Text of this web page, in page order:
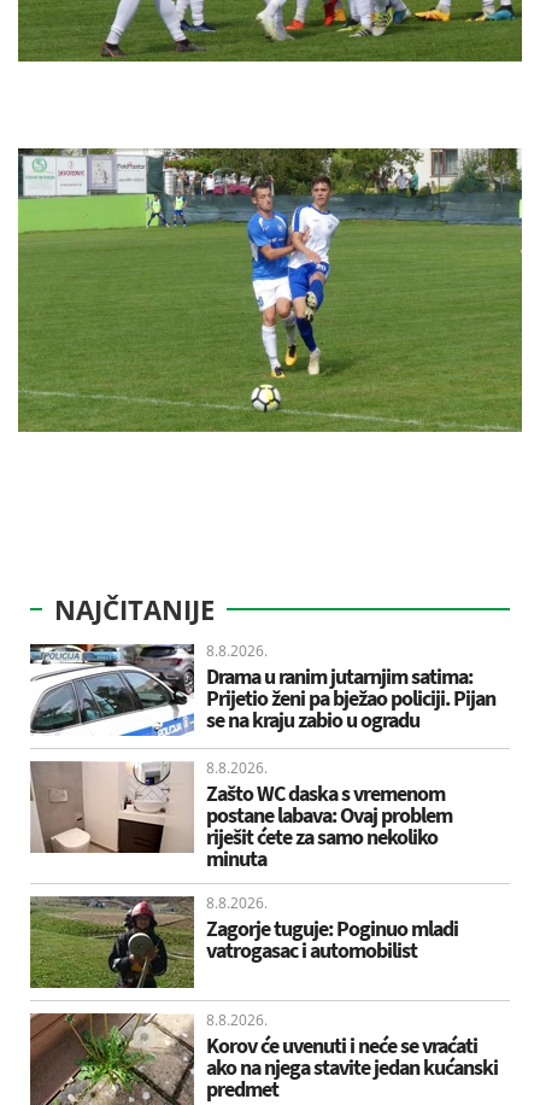
NAJČITANIJE
8.8.2026.
Drama u ranim jutarnjim satima:
Prijetio ženi pa bježao policiji. Pijan
se na kraju zabio u ogradu
8.8.2026.
Zašto WC daska s vremenom
postane labava: Ovaj problem
riješit ćete za samo nekoliko
minuta
8.8.2026.
Zagorje tuguje: Poginuo mladi
vatrogasac i automobilist
8.8.2026.
Korov će uvenuti i neće se vraćati
ako na njega stavite jedan kućanski
predmet